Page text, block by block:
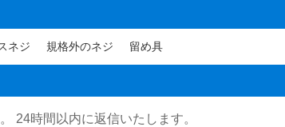
ネジ 規格外のネジ 留め具
24時間以内に返信いたします。